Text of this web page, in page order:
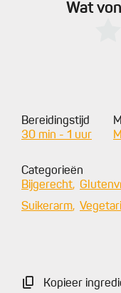
Wat
Bereidingstijd
30 min - 1 uur
Categorieën
Bijgerecht
Suikerarm
Kopieer